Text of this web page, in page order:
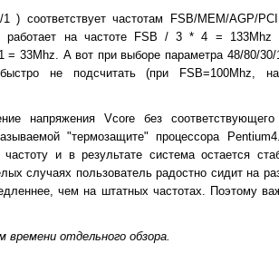
) соответствует частотам FSB/MEM/AGP/
работает на частоте FSB / 3 * 4 =
33Mhz. А вот при выборе параметра 48/80/30/
не подсчитать (при FSB=100Mhz, на
напряжения Vcore без
"термозащите" процессора
и в результате система остается
случаях пользователь радостно сидит на
чем на штатных частотах. Поэтому
отдельного обзора.